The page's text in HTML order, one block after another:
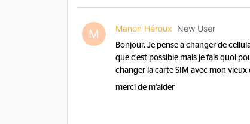
M Manon Héroux New User
Bonjour, Je pense à changer de
que c’est possible mais je fais quoi
changer la carte SIM avec mon
merci de m’aider